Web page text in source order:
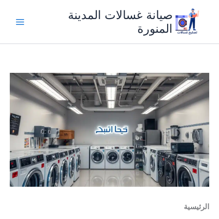
المحتوى
صيانة غسالات المدينة
المنورة
الرئيسية